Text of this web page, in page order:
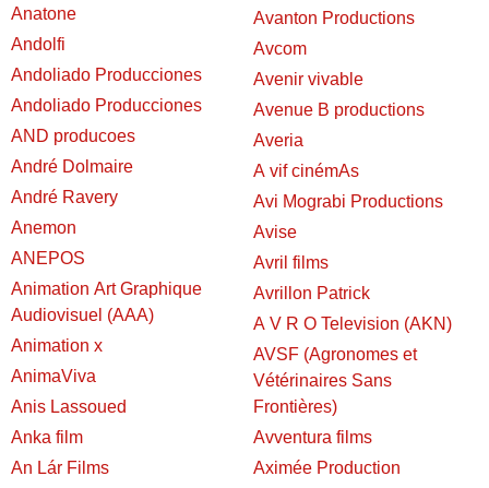
Anatone
Andolfi
Andoliado Producciones
Andoliado Producciones
AND producoes
André Dolmaire
André Ravery
Anemon
ANEPOS
Animation Art Graphique
Audiovisuel (AAA)
Animation x
AnimaViva
Anis Lassoued
Anka film
An Lár Films
Avanton Productions
Avcom
Avenir vivable
Avenue B productions
Averia
A vif cinémAs
Avi Mograbi Productions
Avise
Avril films
Avrillon Patrick
A V R O Television (AKN)
AVSF (Agronomes et
Vétérinaires Sans
Frontières)
Avventura films
Aximée Production